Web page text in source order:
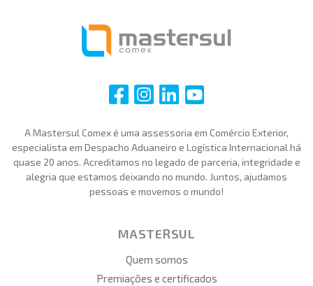
i i i i
A Mastersul Comex é uma assessoria em Comércio Exterior,
especialista em Despacho Aduaneiro e Logística Internacional há
quase 20 anos. Acreditamos no legado de parceria, integridade e
alegria que estamos deixando no mundo. Juntos, ajudamos
pessoas e movemos o mundo!
MASTERSUL
Quem somos
Premiações e certificados